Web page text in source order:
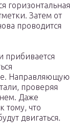
горизонтальная
Затем от
проводится
прибивается
Направляющую
проверяя
Даже
тому, что
двигаться.